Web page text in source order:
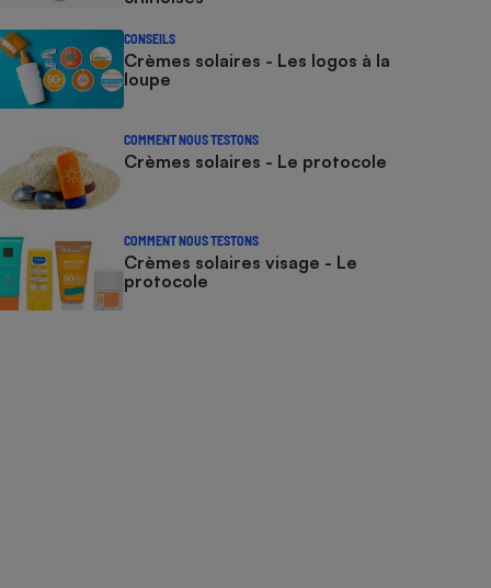
CONSEILS
Crèmes solaires - Les logos à la
loupe
COMMENT NOUS TESTONS
Crèmes solaires - Le protocole
COMMENT NOUS TESTONS
Crèmes solaires visage - Le
protocole